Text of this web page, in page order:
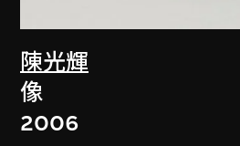
陳光輝
像
2006